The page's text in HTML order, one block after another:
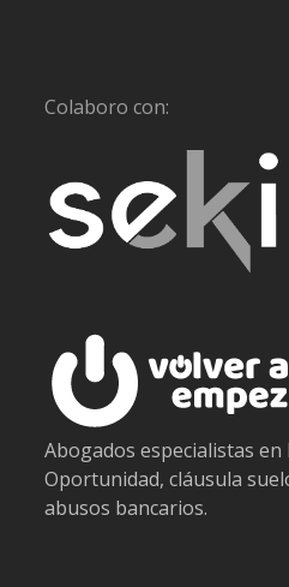
Colaboro con:
Abogados especialistas en
Oportunidad, cláusula
abusos bancarios.